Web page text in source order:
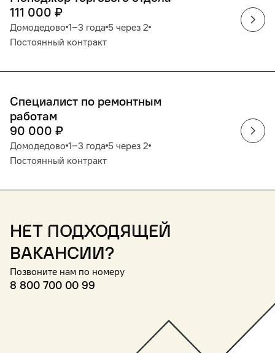
111 000 ₽
Домодедово 1‒3 года 5 через 2
Постоянный контракт
Специалист по ремонтным
работам
90 000 ₽
Домодедово 1‒3 года 5 через 2
Постоянный контракт
Нет подходящей
вакансии?
Позвоните нам по номеру
8 800 700 00 99